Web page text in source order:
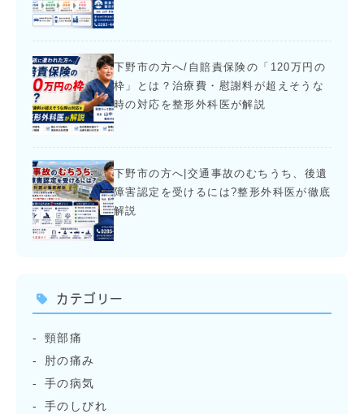
下野市の方へ/自賠責保険の「120万円の
枠」とは？治療費・慰謝料が超えそうな
時の対応を整形外科医が解説
下野市の方へ|交通事故のむちうち、後遺
障害認定を受けるには?整形外科医が徹底
解説
カテゴリー
頸部痛
肘の痛み
手の病気
手のしびれ